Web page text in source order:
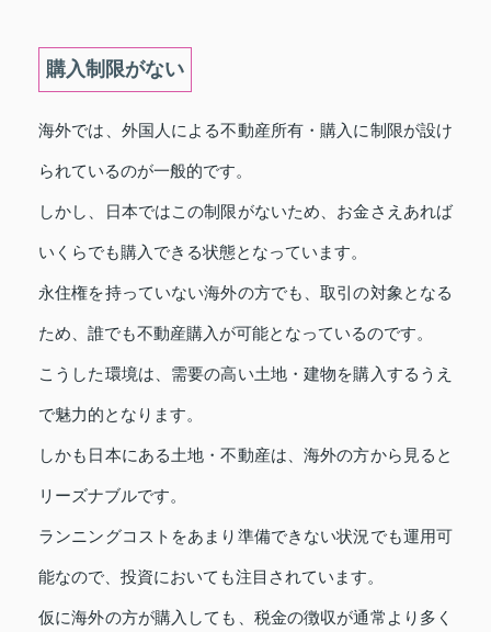
購入制限がない
海外では、外国人による不動産所有・購入に制限が設け
られているのが一般的です。
しかし、日本ではこの制限がないため、お金さえあれば
いくらでも購入できる状態となっています。
永住権を持っていない海外の方でも、取引の対象となる
ため、誰でも不動産購入が可能となっているのです。
こうした環境は、需要の高い土地・建物を購入するうえ
で魅力的となります。
しかも日本にある土地・不動産は、海外の方から見ると
リーズナブルです。
ランニングコストをあまり準備できない状況でも運用可
能なので、投資においても注目されています。
仮に海外の方が購入しても、税金の徴収が通常より多く